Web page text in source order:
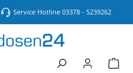
Service Hotline 03378 - 5239262